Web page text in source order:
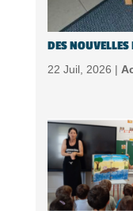
DES NOUVELLES
22 Juil, 2026 |